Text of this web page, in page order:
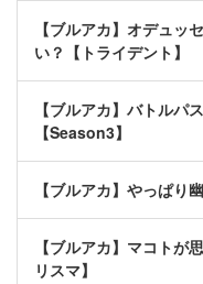
【ブルアカ】オデュッ
い？【トライデント】
【ブルアカ】バトルパ
【Season3】
【ブルアカ】やっぱり
【ブルアカ】マコトが
リスマ】